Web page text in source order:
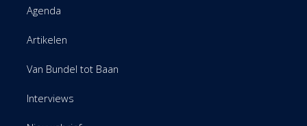
Agenda
Artikelen
Van Bundel tot Baan
Interviews